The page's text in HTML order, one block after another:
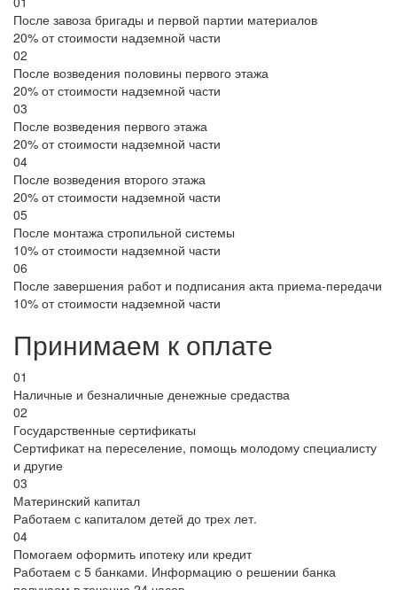
После завоза бригады и первой партии материалов
20% от стоимости надземной части
02
После возведения половины первого этажа
20% от стоимости надземной части
03
После возведения первого этажа
20% от стоимости надземной части
04
После возведения второго этажа
20% от стоимости надземной части
05
После монтажа стропильной системы
10% от стоимости надземной части
06
После завершения работ и подписания акта приема-передачи
10% от стоимости надземной части
Принимаем к оплате
01
Наличные и безналичные денежные средаства
02
Государственные сертификаты
Сертификат на переселение, помощь молодому специалисту
и другие
03
Материнский капитал
Работаем с капиталом детей до трех лет.
04
Помогаем оформить ипотеку или кредит
Работаем с 5 банками. Информацию о решении банка